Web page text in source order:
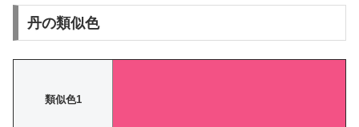
丹の類似色
類似色1